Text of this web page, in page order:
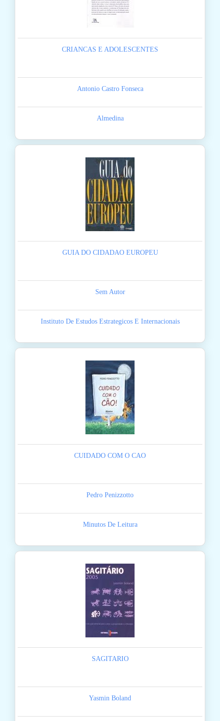
CRIANCAS E ADOLESCENTES
Antonio Castro Fonseca
Almedina
GUIA DO CIDADAO EUROPEU
Sem Autor
Instituto De Estudos Estrategicos E Internacionais
CUIDADO COM O CAO
Pedro Penizzotto
Minutos De Leitura
SAGITARIO
Yasmin Boland